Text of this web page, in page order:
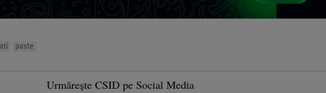
paste
Urmărește CSID pe Social Media